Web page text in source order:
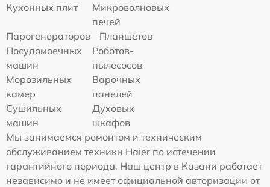
Кухонных плит
Микроволновых
печей
Парогенераторов
Планшетов
Посудомоечных
машин
Роботов-
пылесосов
Морозильных
камер
Варочных
панелей
Сушильных
машин
Духовых
шкафов
Мы занимаемся ремонтом и техническим
обслуживанием техники Haier по истечении
гарантийного периода. Наш центр в Казани работает
независимо и не имеет официальной авторизации от